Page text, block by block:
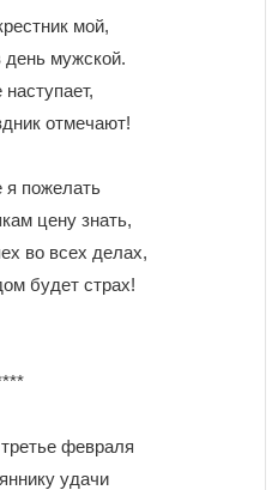
мой,
день мужской.
отмечают!
я пожелать
цену знать,
во всех делах,
будет страх!
февраля
удачи